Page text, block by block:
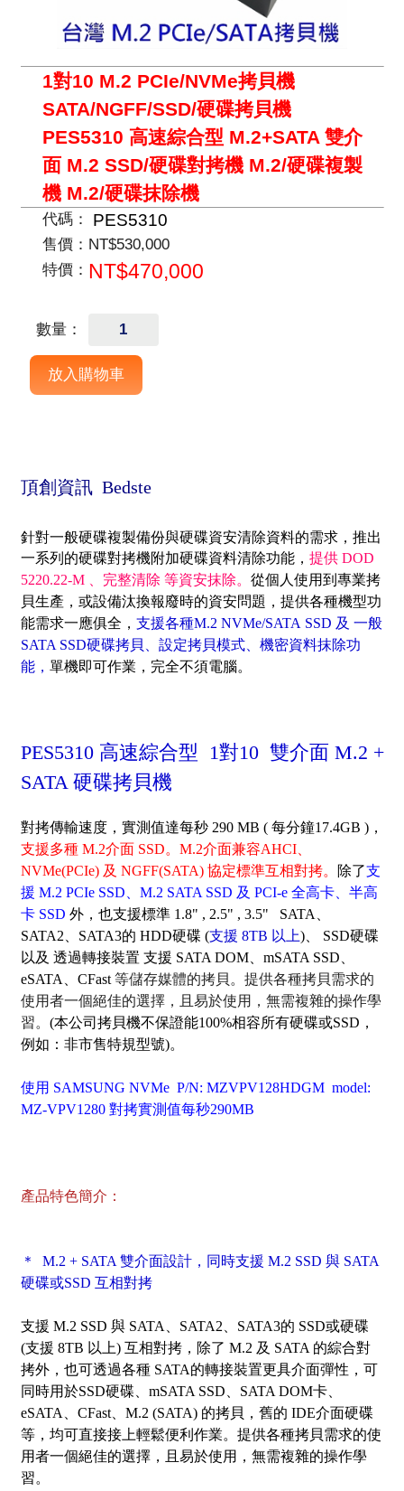
1對10 M.2 PCIe/NVMe拷貝機
SATA/NGFF/SSD/硬碟拷貝機
PES5310 高速綜合型 M.2+SATA 雙介
面 M.2 SSD/硬碟對拷機 M.2/硬碟複製
機 M.2/硬碟抹除機
代碼： PES5310
售價： NT$530,000
特價： NT$470,000
數量：
頂創資訊 Bedste
針對一般硬碟複製備份與硬碟資安清除資料的需求，推出
一系列的硬碟對拷機附加硬碟資料清除功能， 提供 DOD
5220.22-M 、完整清除 等資安抹除。 從個人使用到專業拷
貝生產，或設備汰換報廢時的資安問題，提供各種機型功
能需求一應俱全， 支援各種M.2 NVMe/SATA SSD 及 一般
SATA SSD硬碟拷貝、設定拷貝模式、機密資料抹除功
能， 單機即可作業，完全不須電腦。
PES5310 高速綜合型 1對10 雙介面 M.2 +
SATA 硬碟拷貝機
對拷傳輸速度，實測值達每秒 290 MB ( 每分鐘17.4GB )，
支援多種 M.2介面 SSD。M.2介面兼容AHCI、
NVMe(PCIe) 及 NGFF(SATA) 協定標準互相對拷。
除了支
援 M.2 PCIe SSD、M.2 SATA SSD 及 PCI-e 全高卡、半高
卡 SSD 外，也支援標準 1.8" , 2.5" , 3.5" SATA、
SATA2、SATA3的 HDD硬碟 (支援 8TB 以上)、 SSD硬碟
以及 透過轉接裝置 支援 SATA DOM、mSATA SSD、
eSATA、CFast等儲存媒體的拷貝。提供各種拷貝需求的
使用者一個絕佳的選擇，且易於使用，無需複雜的操作學
習。 (本公司拷貝機不保證能100%相容所有硬碟或SSD，
例如：非市售特規型號)。
使用 SAMSUNG NVMe P/N: MZVPV128HDGM model:
MZ-VPV1280 對拷實測值每秒290MB
產品特色簡介：
＊ M.2 + SATA 雙介面設計，同時支援 M.2 SSD 與 SATA
硬碟或SSD 互相對拷
支援 M.2 SSD 與 SATA、SATA2、SATA3的 SSD或硬碟
(支援 8TB 以上) 互相對拷， 除了 M.2 及 SATA 的綜合對
拷外，也可透過各種 SATA的轉接裝置更具介面彈性，可
同時用於SSD硬碟、mSATA SSD、SATA DOM卡、
eSATA、CFast、M.2 (SATA) 的拷貝，舊的 IDE介面硬碟
等，均可直接接上輕鬆便利作業。提供各種拷貝需求的使
用者一個絕佳的選擇，且易於使用，無需複雜的操作學
習。